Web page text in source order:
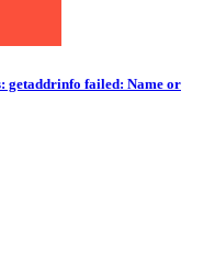
getaddrinfo failed: Name or